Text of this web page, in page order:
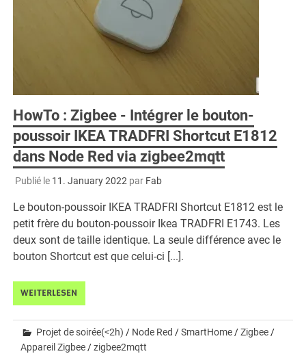
HowTo : Zigbee - Intégrer le bouton-
poussoir IKEA TRADFRI Shortcut E1812
dans Node Red via zigbee2mqtt
Publié le 11. January 2022 par Fab
Le bouton-poussoir IKEA TRADFRI Shortcut E1812 est le
petit frère du bouton-poussoir Ikea TRADFRI E1743. Les
deux sont de taille identique. La seule différence avec le
bouton Shortcut est que celui-ci [...].
WEITERLESEN
Projet de soirée(<2h) / Node Red /SmartHome /Zigbee /
Appareil Zigbee /zigbee2mqtt